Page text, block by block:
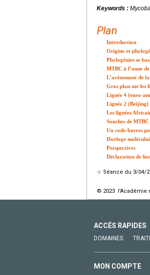
Keywords :
Plan
Introduction
Origine et
Phylogénies se
MTBC à l’aune
L’avènement de
Gros plan sur les
Lignée 4 (euro-
Lignée 2 (Beijing)
Les lignées
Souches de
Un code-barres
Horloge
Perspectives
Déclaration de
☆ Séance du 3/04/
© 2023 l'Académie
ACCÈS RAPIDES
DOMAINES
MON COMPTE